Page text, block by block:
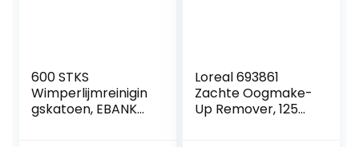
600 STKS
Wimperlijmreinigin
gskatoen, EBANKU
Loreal 693861
Zachte Oogmake-
Up Remover, 125